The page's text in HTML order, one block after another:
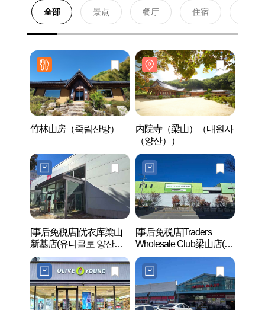
全部 景点 餐厅 住宿
竹林山房（죽림산방）
内院寺（梁山）（내원사
（양산））
[事后免税店]优衣库梁山
新基店(유니클로 양산신
기점)
[事后免税店]Traders
Wholesale Club梁山店(트
레이더스 홀세일 클럽 양
산점)